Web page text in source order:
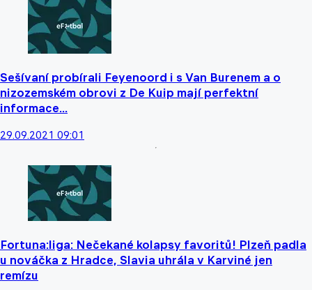
Sešívaní probírali Feyenoord i s Van Burenem a o
nizozemském obrovi z De Kuip mají perfektní
informace...
29.09.2021 09:01
Fortuna:liga: Nečekané kolapsy favoritů! Plzeň padla
u nováčka z Hradce, Slavia uhrála v Karviné jen
remízu